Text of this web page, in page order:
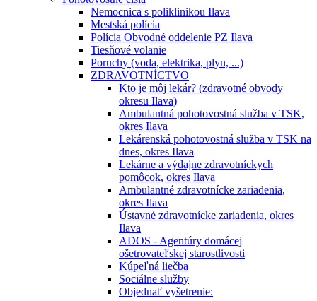
Nemocnica s poliklinikou Ilava
Mestská polícia
Polícia Obvodné oddelenie PZ Ilava
Tiesňové volanie
Poruchy (voda, elektrika, plyn, ...)
ZDRAVOTNÍCTVO
Kto je môj lekár? (zdravotné obvody
okresu Ilava)
Ambulantná pohotovostná služba v TSK,
okres Ilava
Lekárenská pohotovostná služba v TSK na
dnes, okres Ilava
Lekárne a výdajne zdravotníckych
pomôcok, okres Ilava
Ambulantné zdravotnícke zariadenia,
okres Ilava
Ústavné zdravotnícke zariadenia, okres
Ilava
ADOS - Agentúry domácej
ošetrovateľskej starostlivosti
Kúpeľná liečba
Sociálne služby
Objednať vyšetrenie: